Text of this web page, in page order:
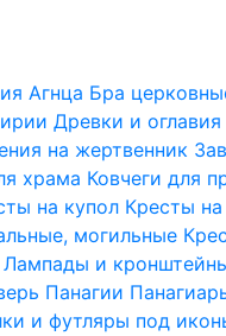
Агнца Бра
Древки и
на жертвенник
храма Ковчеги для
на купол Кресты
могильные
Лампады и
Панагии
и футляры под